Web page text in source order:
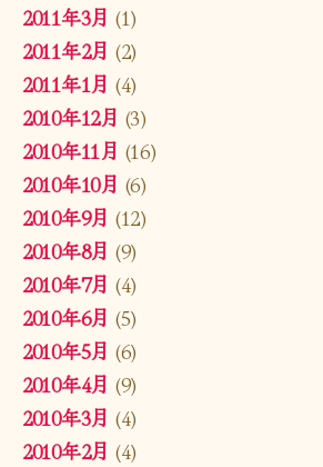
2011年3月 (1)
2011年2月 (2)
2011年1月 (4)
2010年12月 (3)
2010年11月 (16)
2010年10月 (6)
2010年9月 (12)
2010年8月 (9)
2010年7月 (4)
2010年6月 (5)
2010年5月 (6)
2010年4月 (9)
2010年3月 (4)
2010年2月 (4)